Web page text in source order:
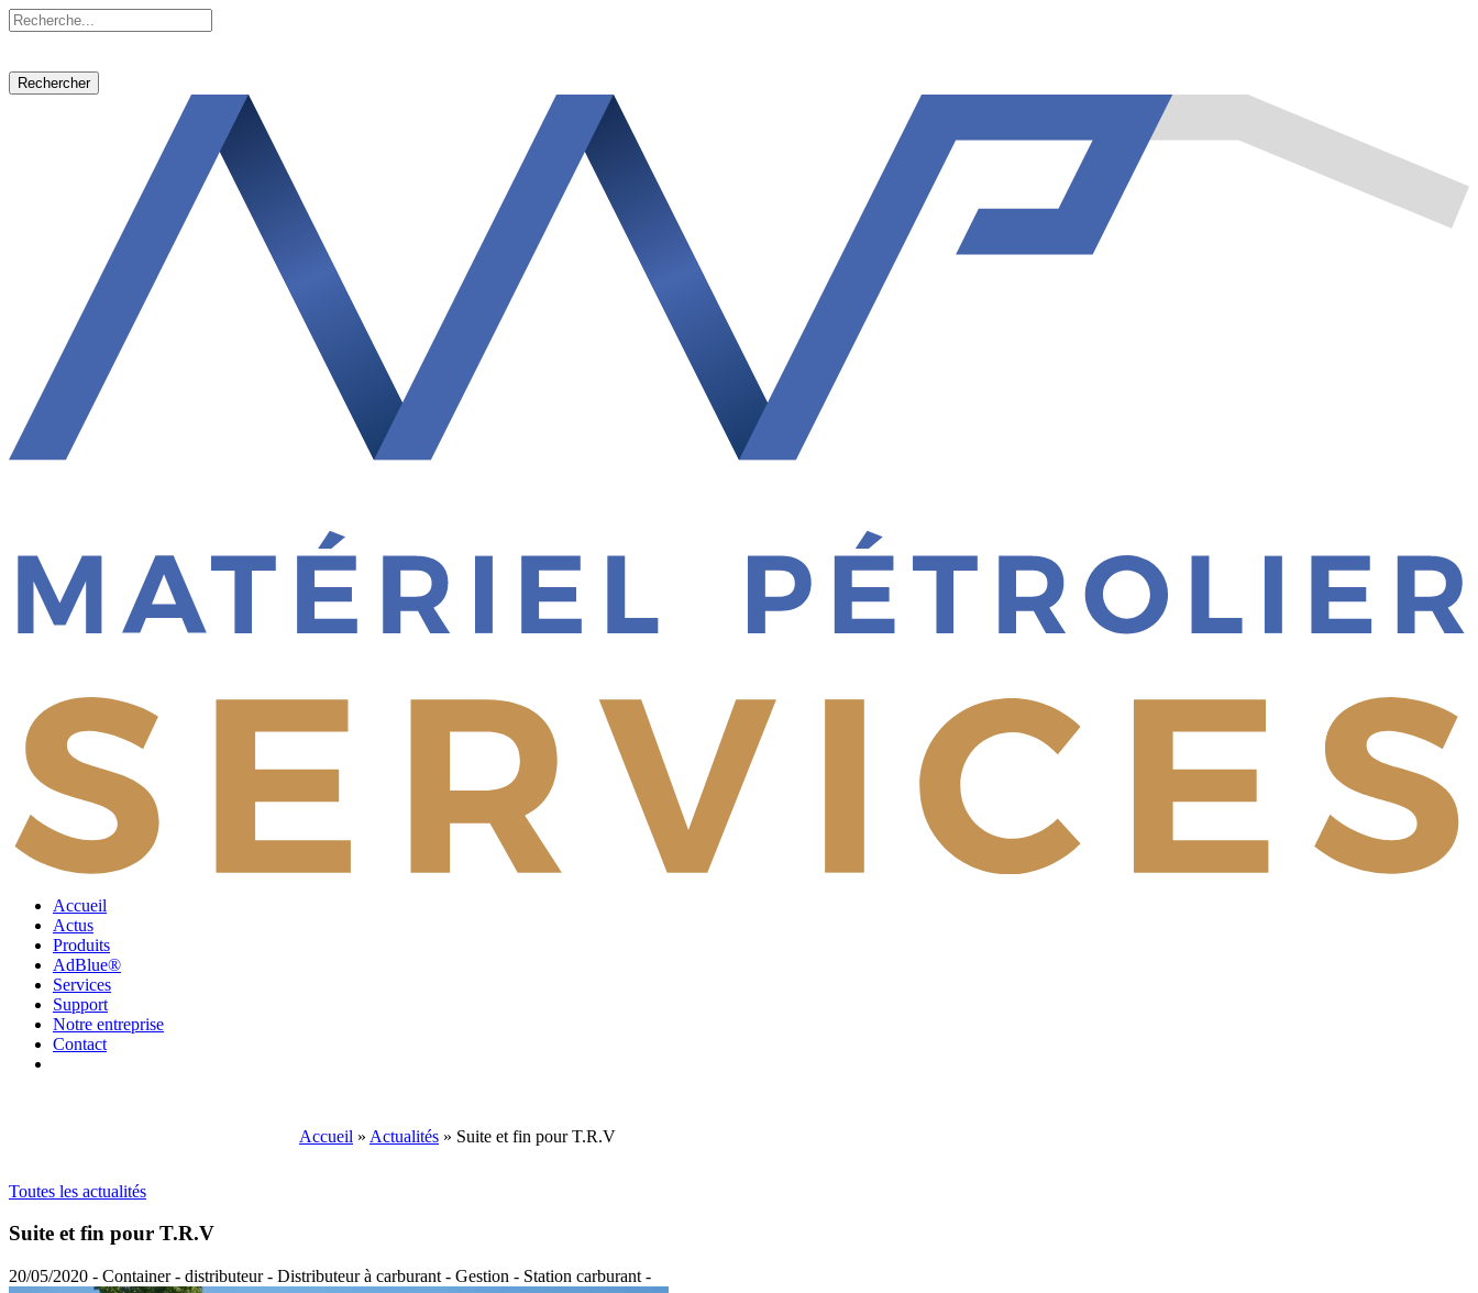
Rechercher
Accueil
Actus
Produits
AdBlue®
Services
Support
Notre entreprise
Contact
Accueil » Actualités » Suite et fin pour T.R.V
Toutes les actualités
Suite et fin pour T.R.V
20/05/2020 - Container - distributeur - Distributeur à carburant - Gestion - Station carburant -